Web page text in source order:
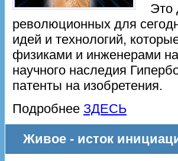
Это
революционных для
идей и технологий,
физиками и инженерами
научного наследия
патенты на изобретения.
Подробнее ЗДЕСЬ
Живое - исток